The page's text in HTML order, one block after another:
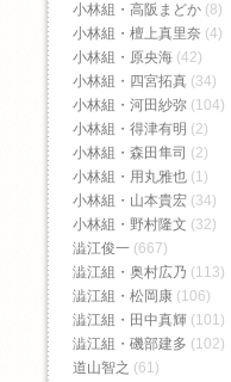
小林組・高阪まどか (8)
小林組・檀上真里奈 (4)
小林組・原央海 (42)
小林組・四宮拓真 (34)
小林組・河田紗弥 (104)
小林組・得津有明 (2)
小林組・森田隼司 (2)
小林組・用丸雅也 (1)
小林組・山本貴宏 (34)
小林組・野村隆文 (32)
澁江俊一 (667)
澁江組・奥村広乃 (113)
澁江組・松岡康 (106)
澁江組・田中真輝 (101)
澁江組・磯部建多 (102)
道山智之 (61)